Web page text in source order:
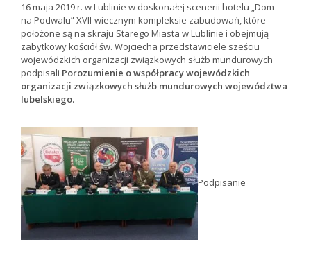
16 maja 2019 r. w Lublinie w doskonałej scenerii hotelu „Dom
na Podwalu” XVII-wiecznym kompleksie zabudowań, które
położone są na skraju Starego Miasta w Lublinie i obejmują
zabytkowy kościół św. Wojciecha przedstawiciele sześciu
wojewódzkich organizacji związkowych służb mundurowych
podpisali Porozumienie o współpracy wojewódzkich
organizacji związkowych służb mundurowych województwa
lubelskiego.
Podpisanie